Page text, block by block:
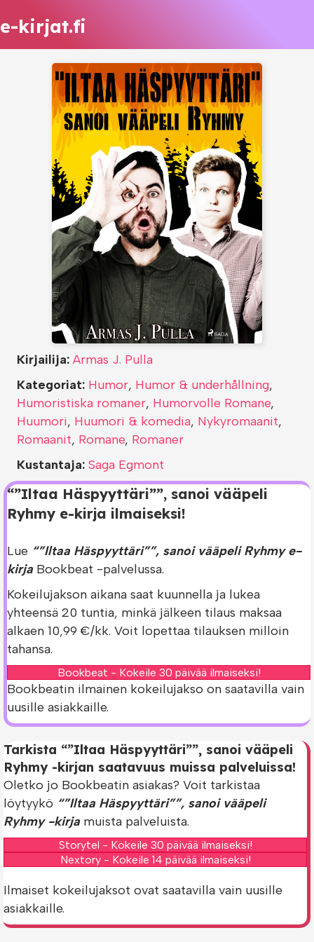
e-kirjat.fi
“”Iltaa Häspyyttäri””, sanoi vääpeli
Ryhmy e-kirja ilmaiseksi!
Lue “”Iltaa Häspyyttäri””, sanoi vääpeli Ryhmy e-
kirja Bookbeat -palvelussa.
Kokeilujakson aikana saat kuunnella ja lukea
yhteensä 20 tuntia, minkä jälkeen tilaus maksaa
alkaen 10,99 €/kk. Voit lopettaa tilauksen milloin
tahansa.
Bookbeat - Kokeile 30 päivää ilmaiseksi!
Bookbeatin ilmainen kokeilujakso on saatavilla vain
uusille asiakkaille.
Kirjailija: Armas J. Pulla
Kategoriat: Humor, Humor & underhållning,
Humoristiska romaner, Humorvolle Romane,
Huumori, Huumori & komedia, Nykyromaanit,
Romaanit, Romane, Romaner
Kustantaja: Saga Egmont
Tarkista “”Iltaa Häspyyttäri””, sanoi vääpeli
Ryhmy -kirjan saatavuus muissa palveluissa!
Oletko jo Bookbeatin asiakas? Voit tarkistaa
löytyykö “”Iltaa Häspyyttäri””, sanoi vääpeli
Ryhmy -kirja muista palveluista.
Storytel - Kokeile 30 päivää ilmaiseksi!
Nextory - Kokeile 14 päivää ilmaiseksi!
Ilmaiset kokeilujaksot ovat saatavilla vain uusille
asiakkaille.